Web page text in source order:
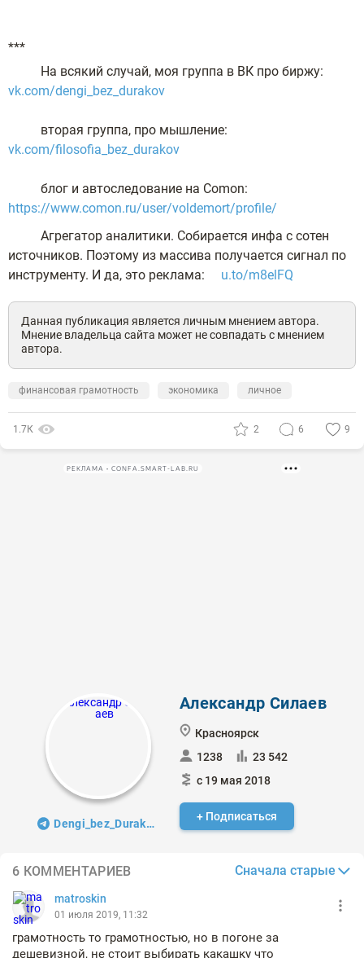
***
На всякий случай, моя группа в ВК про биржу:
vk.com/dengi_bez_durakov
вторая группа, про мышление:
vk.com/filosofia_bez_durakov
блог и автоследование на Comon:
https://www.comon.ru/user/voldemort/profile/
Агрегатор аналитики. Собирается инфа с сотен
источников. Поэтому из массива получается сигнал по
инструменту. И да, это реклама: u.to/m8elFQ
Данная публикация является личным мнением автора.
Мнение владельца сайта может не совпадать с мнением
автора.
финансовая грамотность экономика личное
1.7К 2 6 9
РЕКЛАМА • CONFA.SMART-LAB.RU
Dengi_bez_Durakoff
Александр Силаев
Красноярск
1238
23 542
с 19 мая 2018
+ Подписаться
6 КОММЕНТАРИЕВ Сначала старые
matroskin
01 июля 2019, 11:32
грамотность то грамотностью, но в погоне за
дешевизной, не стоит выбирать какашку что